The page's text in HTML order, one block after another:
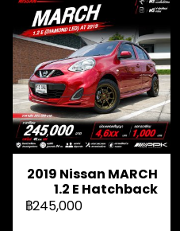
2019 Nissan MARCH
1.2 E Hatchback
฿245,000